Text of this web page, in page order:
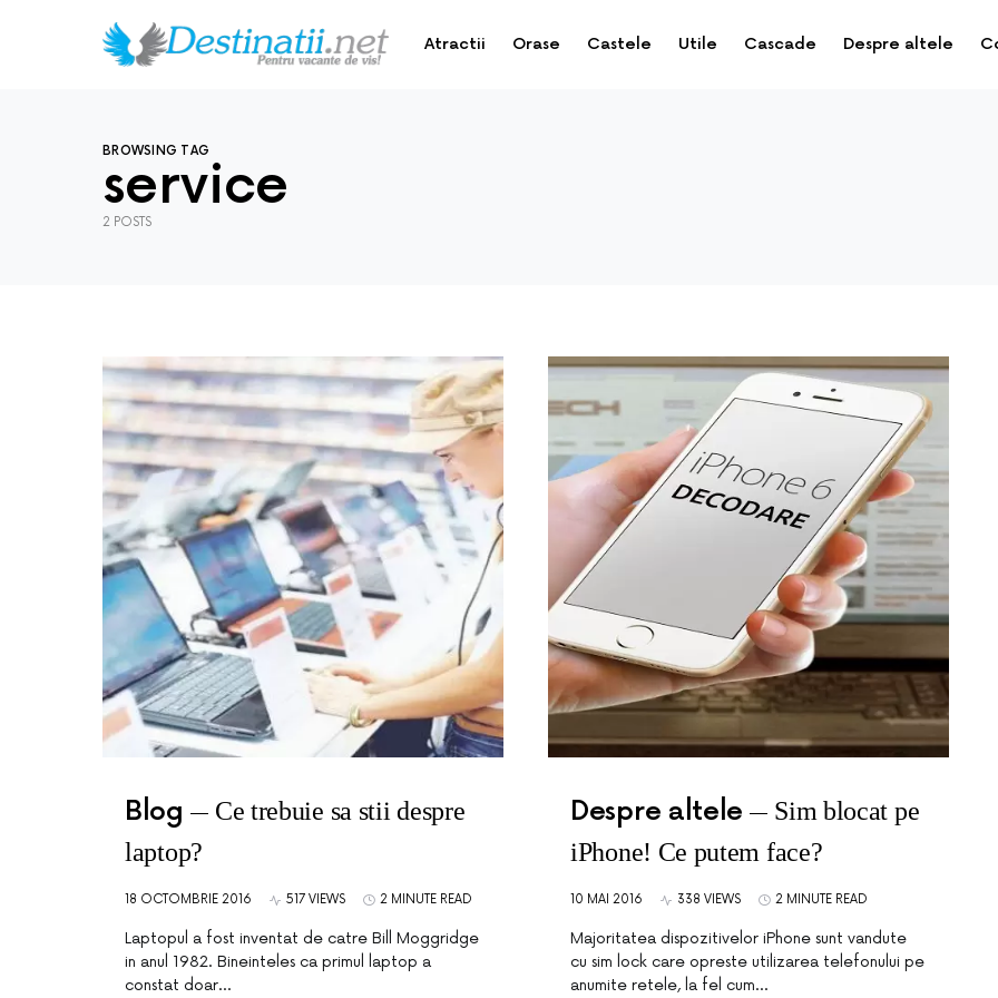
Atractii Orase Castele Utile Cascade Despre altele
BROWSING TAG
service
2 POSTS
Blog
Ce trebuie sa stii despre
laptop?
18 OCTOMBRIE 2016 517 VIEWS 2 MINUTE READ
Laptopul a fost inventat de catre Bill Moggridge
in anul 1982. Bineinteles ca primul laptop a
constat doar…
Despre altele
Sim blocat pe
iPhone! Ce putem face?
10 MAI 2016 338 VIEWS 2 MINUTE READ
Majoritatea dispozitivelor iPhone sunt vandute
cu sim lock care opreste utilizarea telefonului pe
anumite retele, la fel cum…